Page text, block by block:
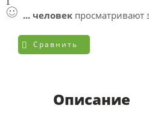
... человек просматривают
Сравнить
Описание